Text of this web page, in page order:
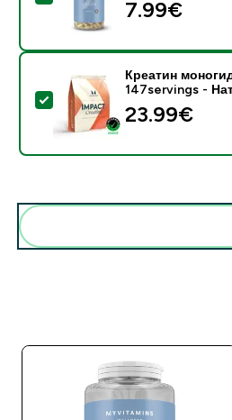
7.99€‎
- Креатин моногидрат -
Креатин
147servings -
23.99€‎